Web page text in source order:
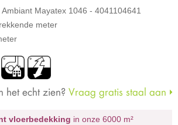
Mayatex 1046 - 4041104641
meter
het echt zien? Vraag gratis staal aan
vloerbedekking in onze 6000 m²